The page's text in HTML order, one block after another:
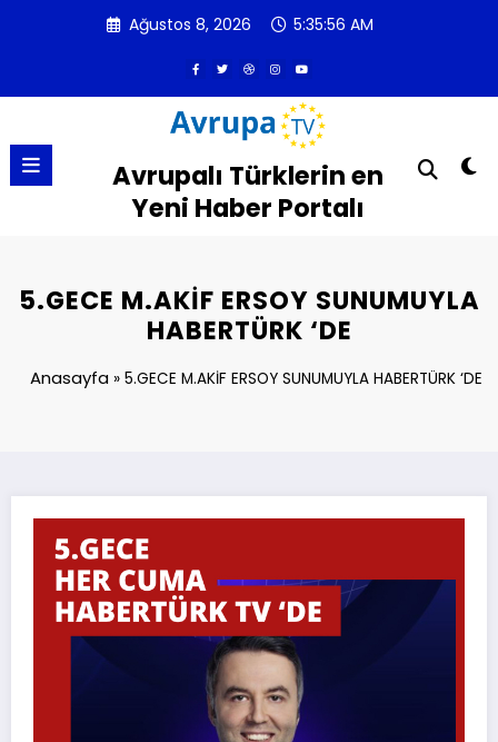
Ağustos 8, 2026 5:35:57 AM
Avrupalı Türklerin en
Yeni Haber Portalı
5.GECE M.AKİF ERSOY SUNUMUYLA
HABERTÜRK ‘DE
Anasayfa »5.GECE M.AKİF ERSOY SUNUMUYLA HABERTÜRK ‘DE